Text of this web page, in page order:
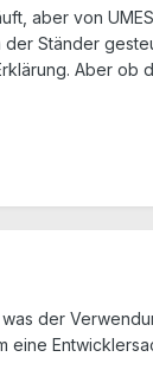
aber von
Ständer
Aber
der
eine